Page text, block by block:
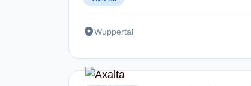
Wuppertal